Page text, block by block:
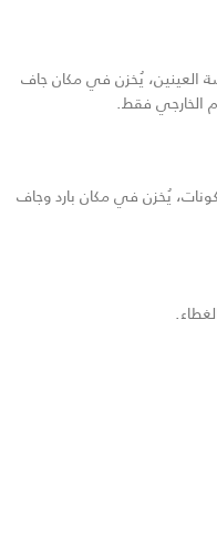
العينين، يُخزن في مكان جاف
الخارجي فقط.
يُخزن في مكان بارد وجاف